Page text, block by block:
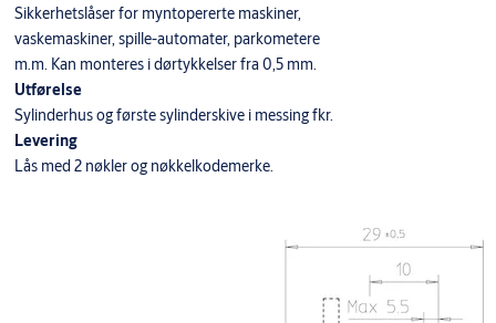
Sikkerhetslåser for myntopererte maskiner,
vaskemaskiner, spille-automater, parkometere
m.m. Kan monteres i dørtykkelser fra 0,5 mm.
Utførelse
Sylinderhus og første sylinderskive i messing fkr.
Levering
Lås med 2 nøkler og nøkkelkodemerke.